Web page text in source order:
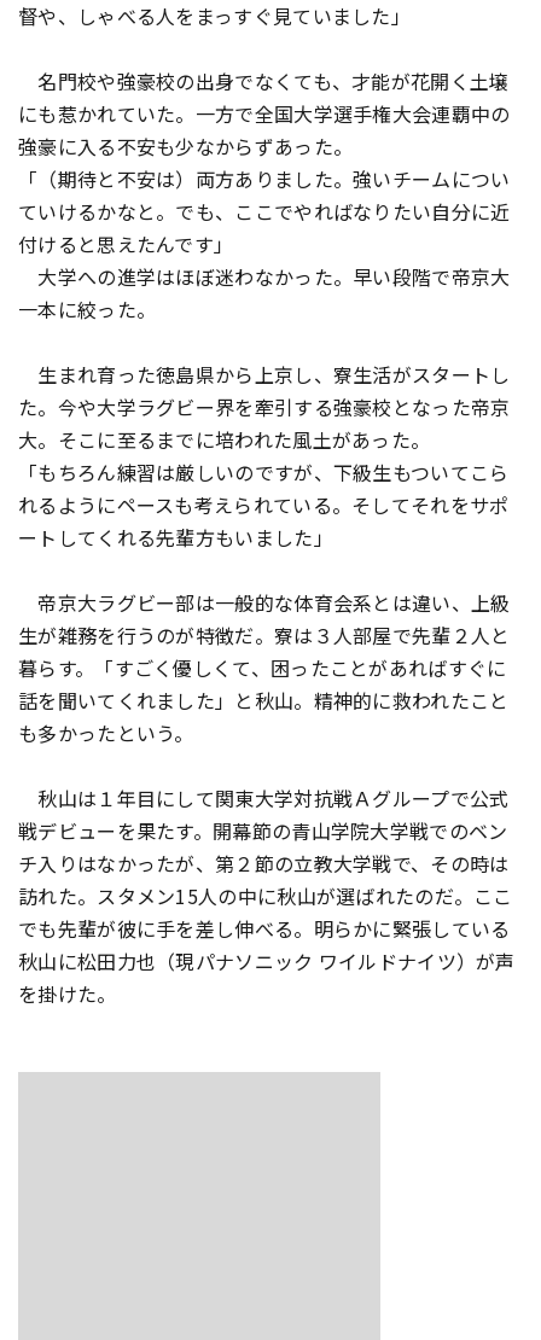
督や、しゃべる人をまっすぐ見ていました」
名門校や強豪校の出身でなくても、才能が花開く土壌
にも惹かれていた。一方で全国大学選手権大会連覇中の
強豪に入る不安も少なからずあった。
「（期待と不安は）両方ありました。強いチームについ
ていけるかなと。でも、ここでやればなりたい自分に近
付けると思えたんです」
大学への進学はほぼ迷わなかった。早い段階で帝京大
一本に絞った。
生まれ育った徳島県から上京し、寮生活がスタートし
た。今や大学ラグビー界を牽引する強豪校となった帝京
大。そこに至るまでに培われた風土があった。
「もちろん練習は厳しいのですが、下級生もついてこら
れるようにペースも考えられている。そしてそれをサポ
ートしてくれる先輩方もいました」
帝京大ラグビー部は一般的な体育会系とは違い、上級
生が雑務を行うのが特徴だ。寮は３人部屋で先輩２人と
暮らす。「すごく優しくて、困ったことがあればすぐに
話を聞いてくれました」と秋山。精神的に救われたこと
も多かったという。
秋山は１年目にして関東大学対抗戦Ａグループで公式
戦デビューを果たす。開幕節の青山学院大学戦でのベン
チ入りはなかったが、第２節の立教大学戦で、その時は
訪れた。スタメン15人の中に秋山が選ばれたのだ。ここ
でも先輩が彼に手を差し伸べる。明らかに緊張している
秋山に松田力也（現パナソニック ワイルドナイツ）が声
を掛けた。